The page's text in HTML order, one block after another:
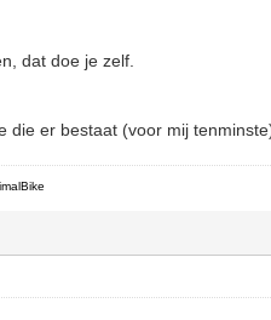
dat doe je zelf.
die er bestaat (voor mij